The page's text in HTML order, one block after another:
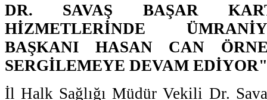
DR. SAVAŞ BAŞAR
HİZMETLERİNDE
BAŞKANI HASAN CAN
SERGİLEMEYE DEVAM EDİYOR"
İl Halk Sağlığı Müdür Vekili Dr.